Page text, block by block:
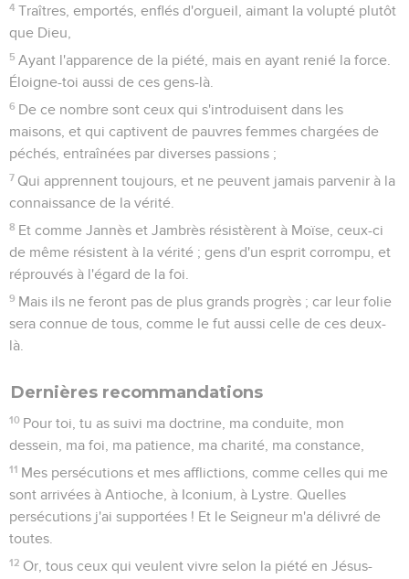
4 Traîtres, emportés, enflés d'orgueil, aimant la volupté plutôt
que Dieu,
5 Ayant l'apparence de la piété, mais en ayant renié la force.
Éloigne-toi aussi de ces gens-là.
6 De ce nombre sont ceux qui s'introduisent dans les
maisons, et qui captivent de pauvres femmes chargées de
péchés, entraînées par diverses passions ;
7 Qui apprennent toujours, et ne peuvent jamais parvenir à la
connaissance de la vérité.
8 Et comme Jannès et Jambrès résistèrent à Moïse, ceux-ci
de même résistent à la vérité ; gens d'un esprit corrompu, et
réprouvés à l'égard de la foi.
9 Mais ils ne feront pas de plus grands progrès ; car leur folie
sera connue de tous, comme le fut aussi celle de ces deux-
là.
Dernières recommandations
10 Pour toi, tu as suivi ma doctrine, ma conduite, mon
dessein, ma foi, ma patience, ma charité, ma constance,
11 Mes persécutions et mes afflictions, comme celles qui me
sont arrivées à Antioche, à Iconium, à Lystre. Quelles
persécutions j'ai supportées ! Et le Seigneur m'a délivré de
toutes.
12 Or, tous ceux qui veulent vivre selon la piété en Jésus-